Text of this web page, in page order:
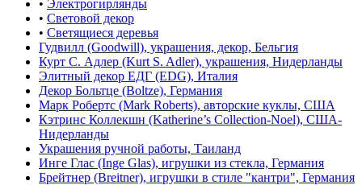
• Электрогирлянды
• Световой декор
• Светящиеся деревья
Гудвилл (Goodwill), украшения, декор, Бельгия
Курт С. Адлер (Kurt S. Adler), украшения, Нидерланды
Элитный декор ЕДГ (EDG), Италия
Декор Больтце (Boltze), Германия
Марк Робертс (Mark Roberts), авторские куклы, США
Кэтринс Коллекшн (Katherine’s Collection-Noel), США-
Нидерланды
Украшения ручной работы, Таиланд
Инге Глас (Inge Glas), игрушки из стекла, Германия
Брейтнер (Breitner), игрушки в стиле "кантри", Германия